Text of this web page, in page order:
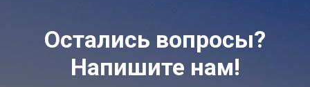
Остались вопросы?
Напишите нам!